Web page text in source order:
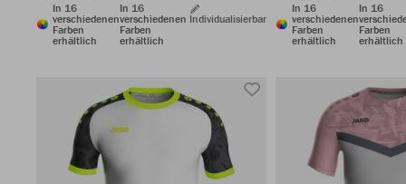
In 16
verschiedenen
Farben
erhältlich
In 16
verschiedenen
Farben
erhältlich
Individualisierbar
In 16
verschiedenen
Farben
erhältlich
In 16
Farben
erhältlich